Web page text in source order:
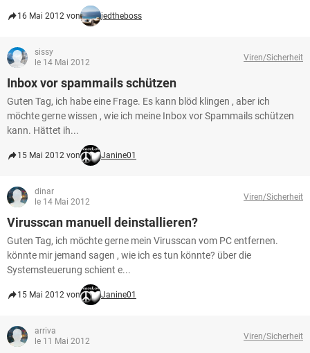
16 Mai 2012 von jedtheboss
sissy
le 14 Mai 2012
Viren/Sicherheit
Inbox vor spammails schützen
Guten Tag, ich habe eine Frage. Es kann blöd klingen , aber ich
möchte gerne wissen , wie ich meine Inbox vor Spammails schützen
kann. Hättet ih...
15 Mai 2012 von Janine01
dinar
le 14 Mai 2012
Viren/Sicherheit
Virusscan manuell deinstallieren?
Guten Tag, ich möchte gerne mein Virusscan vom PC entfernen.
könnte mir jemand sagen , wie ich es tun könnte? über die
Systemsteuerung schient e...
15 Mai 2012 von Janine01
arriva
le 11 Mai 2012
Viren/Sicherheit